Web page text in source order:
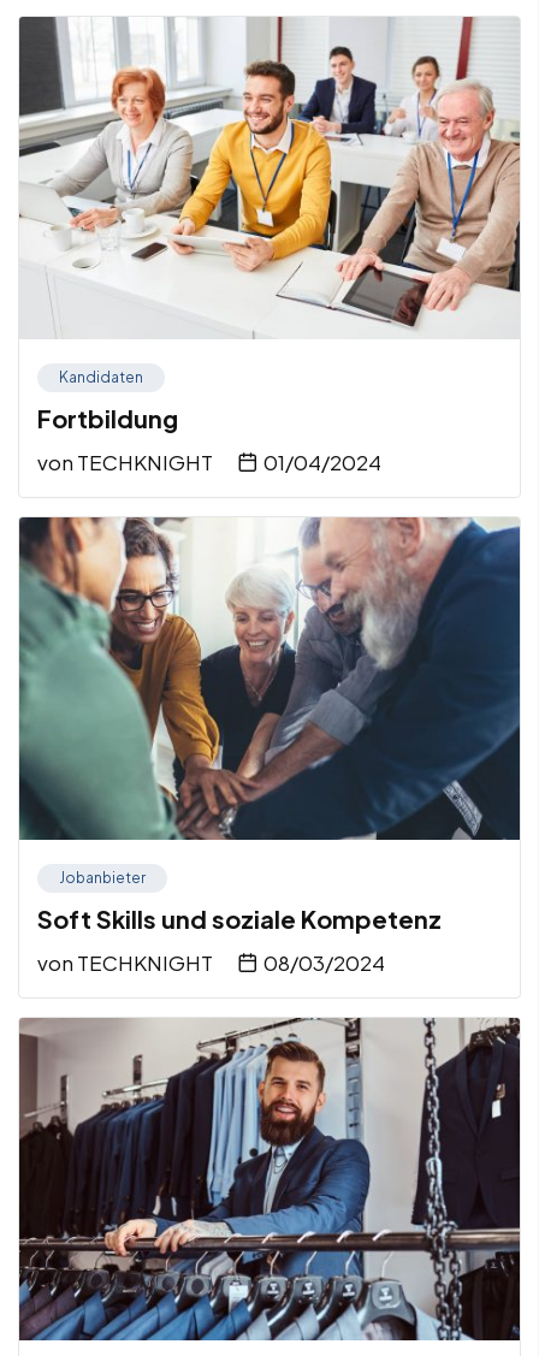
Kandidaten
Fortbildung
von TECHKNIGHT 01/04/2024
Jobanbieter
Soft Skills und soziale Kompetenz
von TECHKNIGHT 08/03/2024